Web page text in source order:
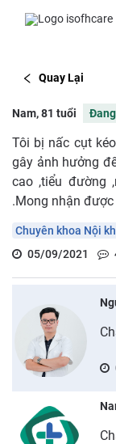
Quay Lại
Nam, 81 tuổi
Tôi bị nấc cụt
gây ảnh hưởng
cao ,tiểu đường
.Mong nhận
Chuyên khoa Nội
05/09/2021